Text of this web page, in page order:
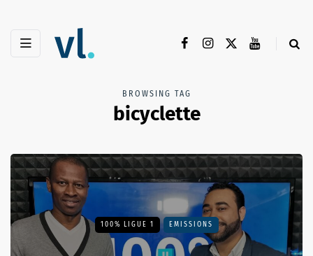
BROWSING TAG
bicyclette
100% LIGUE 1 EMISSIONS